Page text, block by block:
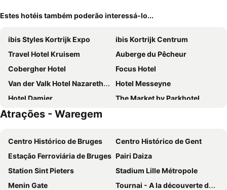
Estes hotéis também poderão interessá-lo...
ibis Styles Kortrijk Expo
ibis Kortrijk Centrum
Travel Hotel Kruisem
Auberge du Pêcheur
Cobergher Hotel
Focus Hotel
Van der Valk Hotel Nazareth-Gent
Hotel Messeyne
Hotel Damier
The Market by Parkhotel
Focus Budget
Blue Woods Hotel
Square Hotel
Leopold Hotel Oudenaarde
Country Lodge Hotel Moriaanshoofd
Sleutelhuys
Hotel La Sabliere
Parkhotel Izegem
Nazareth
Atrações - Waregem
Centro Histórico de Bruges
Centro Histórico de Gent
Estação Ferroviária de Bruges Pairi Daiza
Station Sint Pieters
Stadium Lille Métropole
Menin Gate
Tournai - A la découverte de la Ville